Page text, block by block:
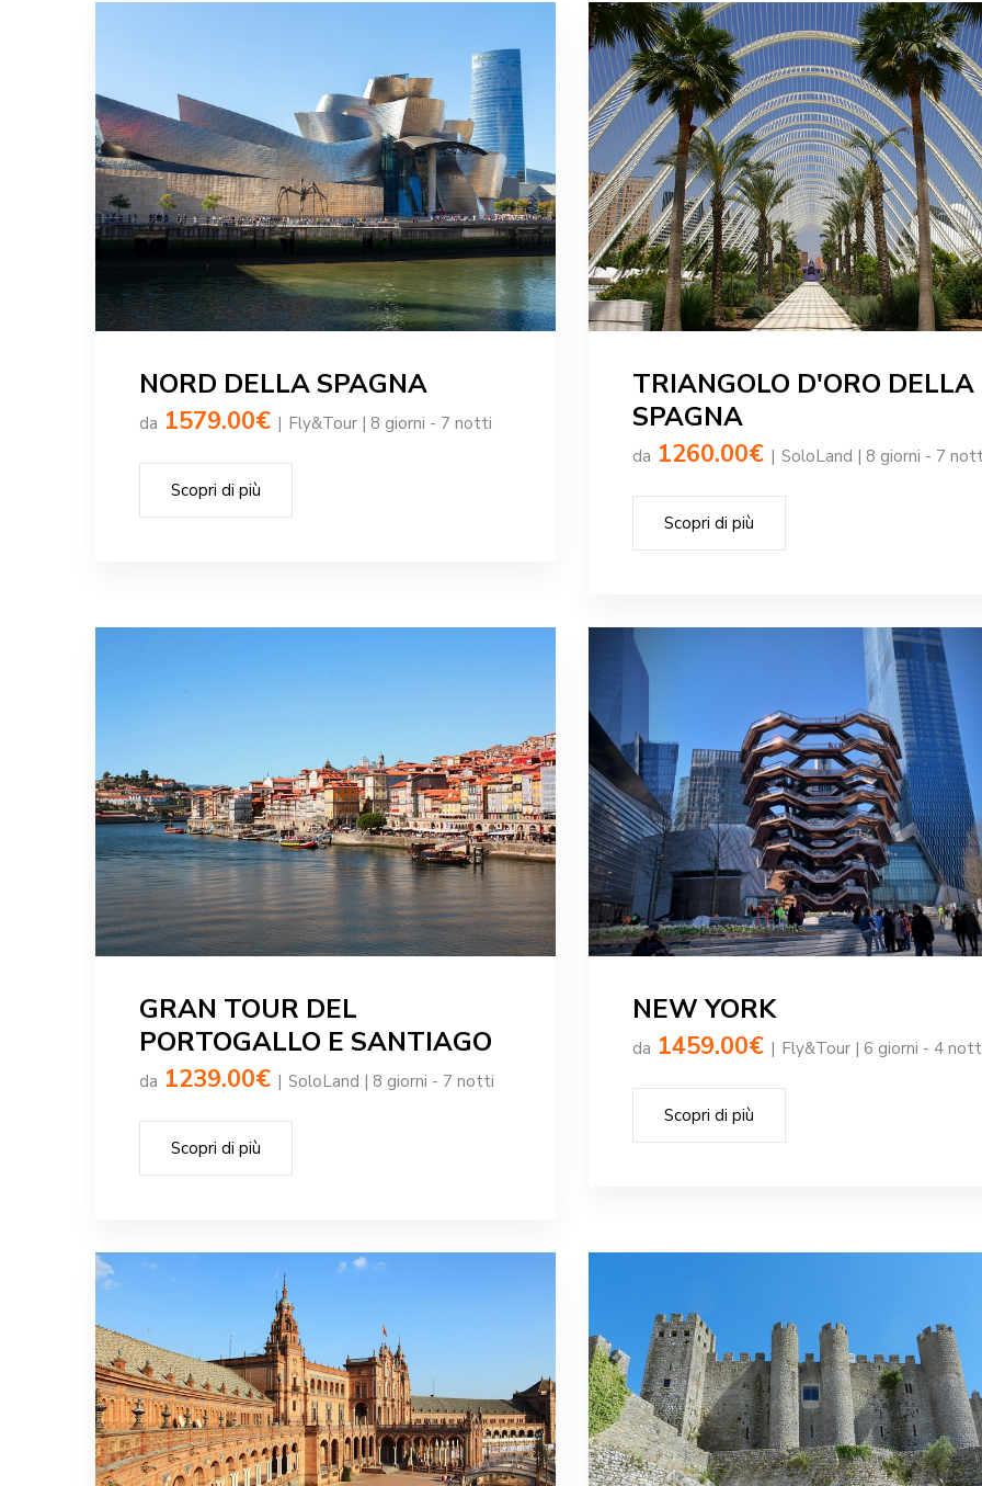
NORD DELLA SPAGNA
da 1579.00€ | Fly&Tour | 8 giorni - 7 notti
Scopri di più
TRIANGOLO D'ORO DELLA
SPAGNA
da 1260.00€ | SoloLand | 8 giorni - 7
Scopri di più
GRAN TOUR DEL
PORTOGALLO E SANTIAGO
da 1239.00€ | SoloLand | 8 giorni - 7 notti
Scopri di più
NEW YORK
da 1459.00€ | Fly&Tour | 6 giorni - 4
Scopri di più